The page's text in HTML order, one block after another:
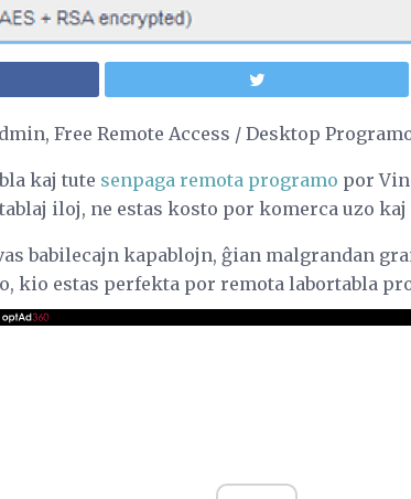
Free Remote Access / Desktop
kaj tute senpaga remota programo por
iloj, ne estas kosto por komerca uzo
babilecajn kapablojn, ĝian malgrandan
kio estas perfekta por remota labortabla